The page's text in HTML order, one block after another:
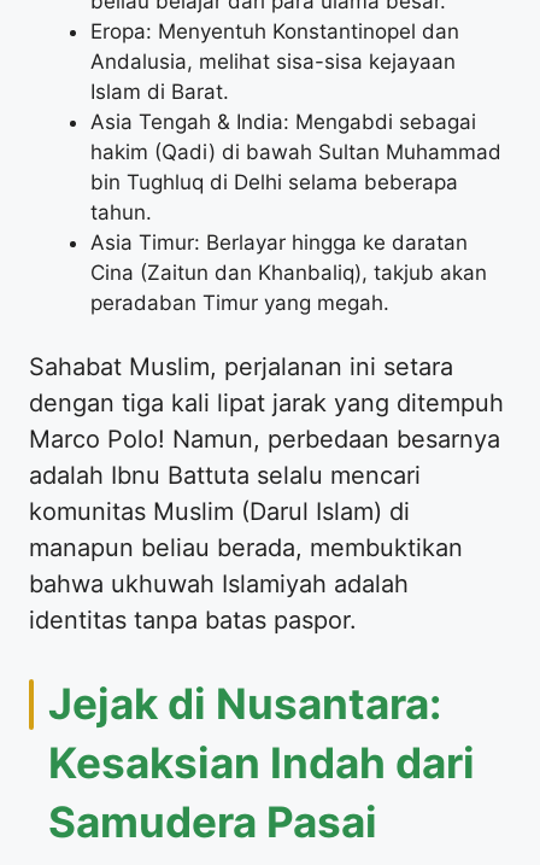
Eropa: Menyentuh Konstantinopel dan
Andalusia, melihat sisa-sisa kejayaan
Islam di Barat.
Asia Tengah & India: Mengabdi sebagai
hakim (Qadi) di bawah Sultan Muhammad
bin Tughluq di Delhi selama beberapa
tahun.
Asia Timur: Berlayar hingga ke daratan
Cina (Zaitun dan Khanbaliq), takjub akan
peradaban Timur yang megah.
Sahabat Muslim, perjalanan ini setara
dengan tiga kali lipat jarak yang ditempuh
Marco Polo! Namun, perbedaan besarnya
adalah Ibnu Battuta selalu mencari
komunitas Muslim (Darul Islam) di
manapun beliau berada, membuktikan
bahwa ukhuwah Islamiyah adalah
identitas tanpa batas paspor.
Jejak di Nusantara:
Kesaksian Indah dari
Samudera Pasai